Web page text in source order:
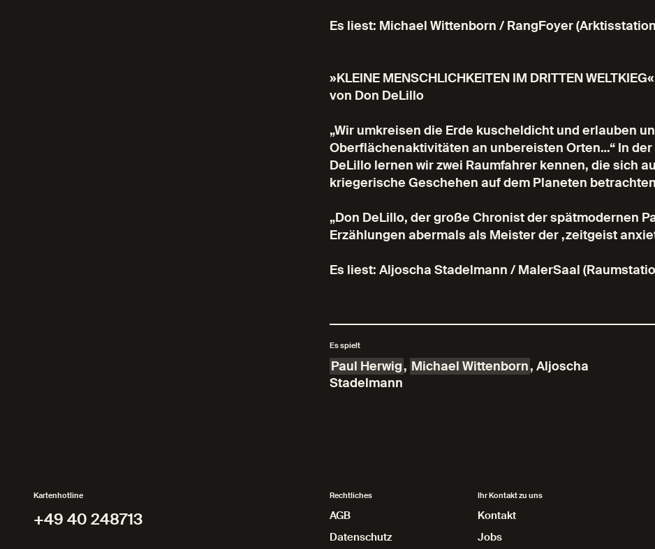
Es liest: Michael Wittenborn / RangFoyer
»KLEINE MENSCHLICHKEITEN IM DRITTEN WELTKIEG«
von Don DeLillo
„Wir umkreisen die Erde kuscheldicht und erlauben
Oberflächenaktivitäten an unbereisten Orten…“ In
DeLillo lernen wir zwei Raumfahrer kennen, die sich
kriegerische Geschehen auf dem Planeten
„Don DeLillo, der große Chronist der spätmodernen
Erzählungen abermals als Meister der ‚zeitgeist
Es liest: Aljoscha Stadelmann / MalerSaal
Es spielt
Paul Herwig, Michael Wittenborn, Aljoscha
Stadelmann
Kartenhotline
+49 40 248713
Rechtliches
AGB
Datenschutz
Datenschutz
Ihr Kontakt zu uns
Kontakt
Jobs